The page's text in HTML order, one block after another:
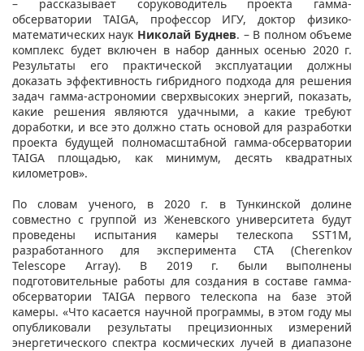
– рассказывает соруководитель проекта гамма-
обсерватории TAIGA, профессор ИГУ, доктор физико-
математических наук Николай Буднев. – В полном объеме
комплекс будет включен в набор данных осенью 2020 г.
Результаты его практической эксплуатации должны
доказать эффективность гибридного подхода для решения
задач гамма-астрономии сверхвысоких энергий, показать,
какие решения являются удачными, а какие требуют
доработки, и все это должно стать основой для разработки
проекта будущей полномасштабной гамма-обсерватории
TAIGA площадью, как минимум, десять квадратных
километров».
По словам ученого, в 2020 г. в Тункинской долине
совместно с группой из Женевского университета будут
проведены испытания камеры телескопа SST1M,
разработанного для эксперимента CTA (Cherenkov
Telescope Array). В 2019 г. были выполнены
подготовительные работы для создания в составе гамма-
обсерватории TAIGA первого телескопа на базе этой
камеры. «Что касается научной программы, в этом году мы
опубликовали результаты прецизионных измерений
энергетического спектра космических лучей в диапазоне